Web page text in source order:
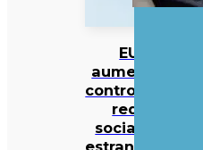
EUA
aumentam
controlo das
redes
sociais de
estrangeiros